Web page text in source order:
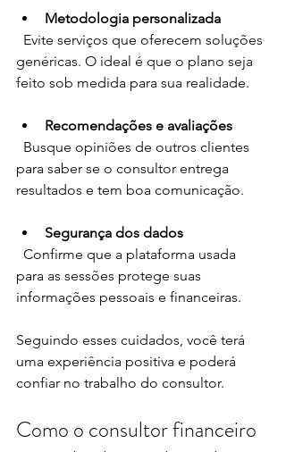
Metodologia personalizada
genéricas. O ideal é que o plano seja
feito sob medida para sua realidade.
Recomendações e avaliações
para saber se o consultor entrega
resultados e tem boa comunicação.
Segurança dos dados
para as sessões protege suas
informações pessoais e financeiras.
Seguindo esses cuidados, você terá
uma experiência positiva e poderá
confiar no trabalho do consultor.
Como o consultor financeiro